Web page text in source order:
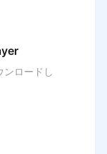
ロードし